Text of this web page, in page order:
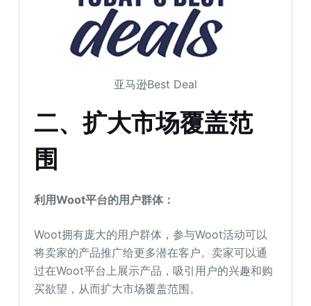
亚马逊Best Deal
二、扩大市场覆盖范
围
利用Woot平台的用户群体：
Woot拥有庞大的用户群体，参与Woot活动可以
将卖家的产品推广给更多潜在客户。卖家可以通
过在Woot平台上展示产品，吸引用户的兴趣和购
买欲望，从而扩大市场覆盖范围。